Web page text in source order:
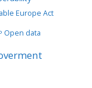
Europe Act
Open data